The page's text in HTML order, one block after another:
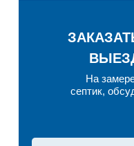
На
септик,